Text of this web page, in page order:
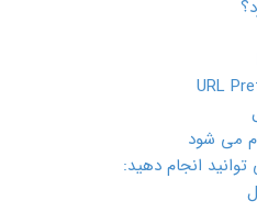
می شود
انجام دهید: